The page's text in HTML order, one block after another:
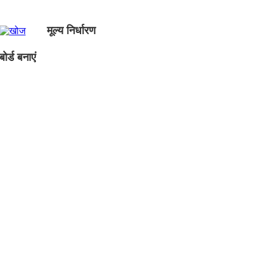
मूल्य निर्धारण
बनाएं